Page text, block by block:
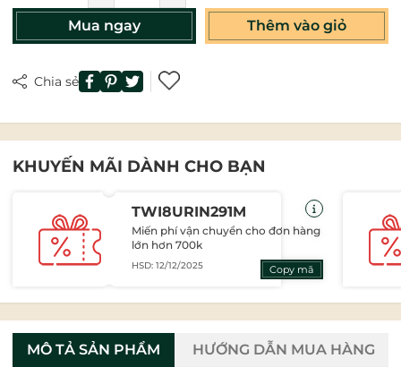
Mua ngay Thêm vào giỏ
Chia sẻ
KHUYẾN MÃI DÀNH CHO BẠN
TWI8URIN291M
Miến phí vận chuyển cho đơn hàng
lớn hơn 700k
HSD: 12/12/2025 Copy mã
MÔ TẢ SẢN PHẨM HƯỚNG DẪN MUA HÀNG